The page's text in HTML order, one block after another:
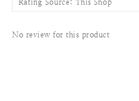
No review for this product